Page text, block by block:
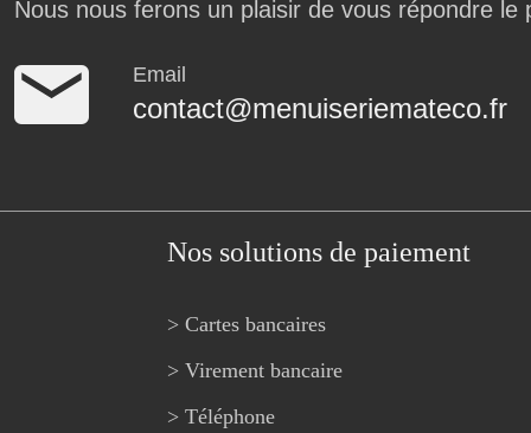
Nous nous ferons un plaisir de vous répondre le
Email
contact@menuiseriemateco.fr
Nos solutions de paiement
> Cartes bancaires
> Virement bancaire
> Téléphone